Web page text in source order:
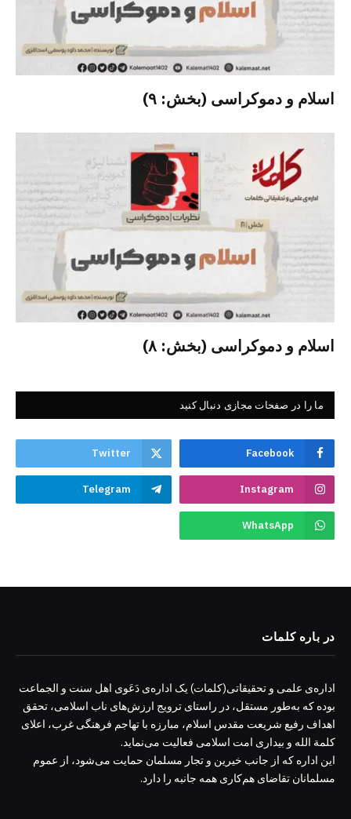
اسلام و دموکراسی (بخش: ۹)
اسلام و دموکراسی (بخش: ۸)
ما را در صفحات مجازی دنبال کنید
Facebook
Twitter
Instagram
Telegram
WhatsApp
در باره کلمات
اداره‌ی علمی و تحقیقاتی(کلمات) یک اداره‌ی دَعَوی اهل سنت و الجماعت
بوده که به‌طور مستقل، در راستای ترویج ارزش‌های ناب اسلامی، تحقق
اهداف رفیع شریعت مقدس اسلام، مبارزه با تهاجم فرهنگی غرب، اعلای
کلمة الله و بیداری امت اسلامی فعالیت می‌نماید.
این اداره که از جانب خیرین و تجار مسلمان حمایت می‌شود، از عموم
مسلمانان تقاضای هم‌کاری همه جانبه را دارد.